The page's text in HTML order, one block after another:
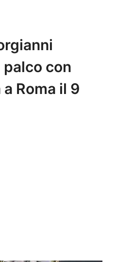
palco con
Roma il 9